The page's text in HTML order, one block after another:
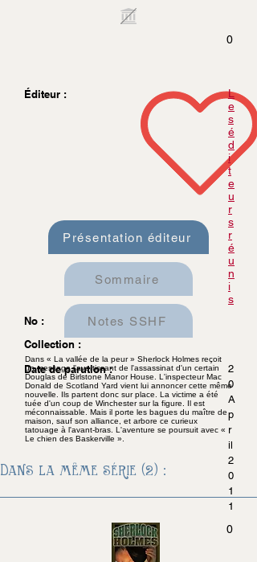
0
Éditeur :
L
e
s
é
d
i
t
e
u
r
s
r
é
u
n
i
s
No :
Collection :
Date de parution :
2
0
A
p
r
il
2
0
1
1
0
Présentation éditeur
Sommaire
Notes SSHF
Dans « La vallée de la peur » Sherlock Holmes reçoit
un message l'avertissant de l'assassinat d'un certain
Douglas de Birlstone Manor House. L'inspecteur Mac
Donald de Scotland Yard vient lui annoncer cette même
nouvelle. Ils partent donc sur place. La victime a été
tuée d'un coup de Winchester sur la figure. Il est
méconnaissable. Mais il porte les bagues du maître de
maison, sauf son alliance, et arbore ce curieux
tatouage à l'avant-bras. L'aventure se poursuit avec «
Le chien des Baskerville ».
Dans la même série (2) :